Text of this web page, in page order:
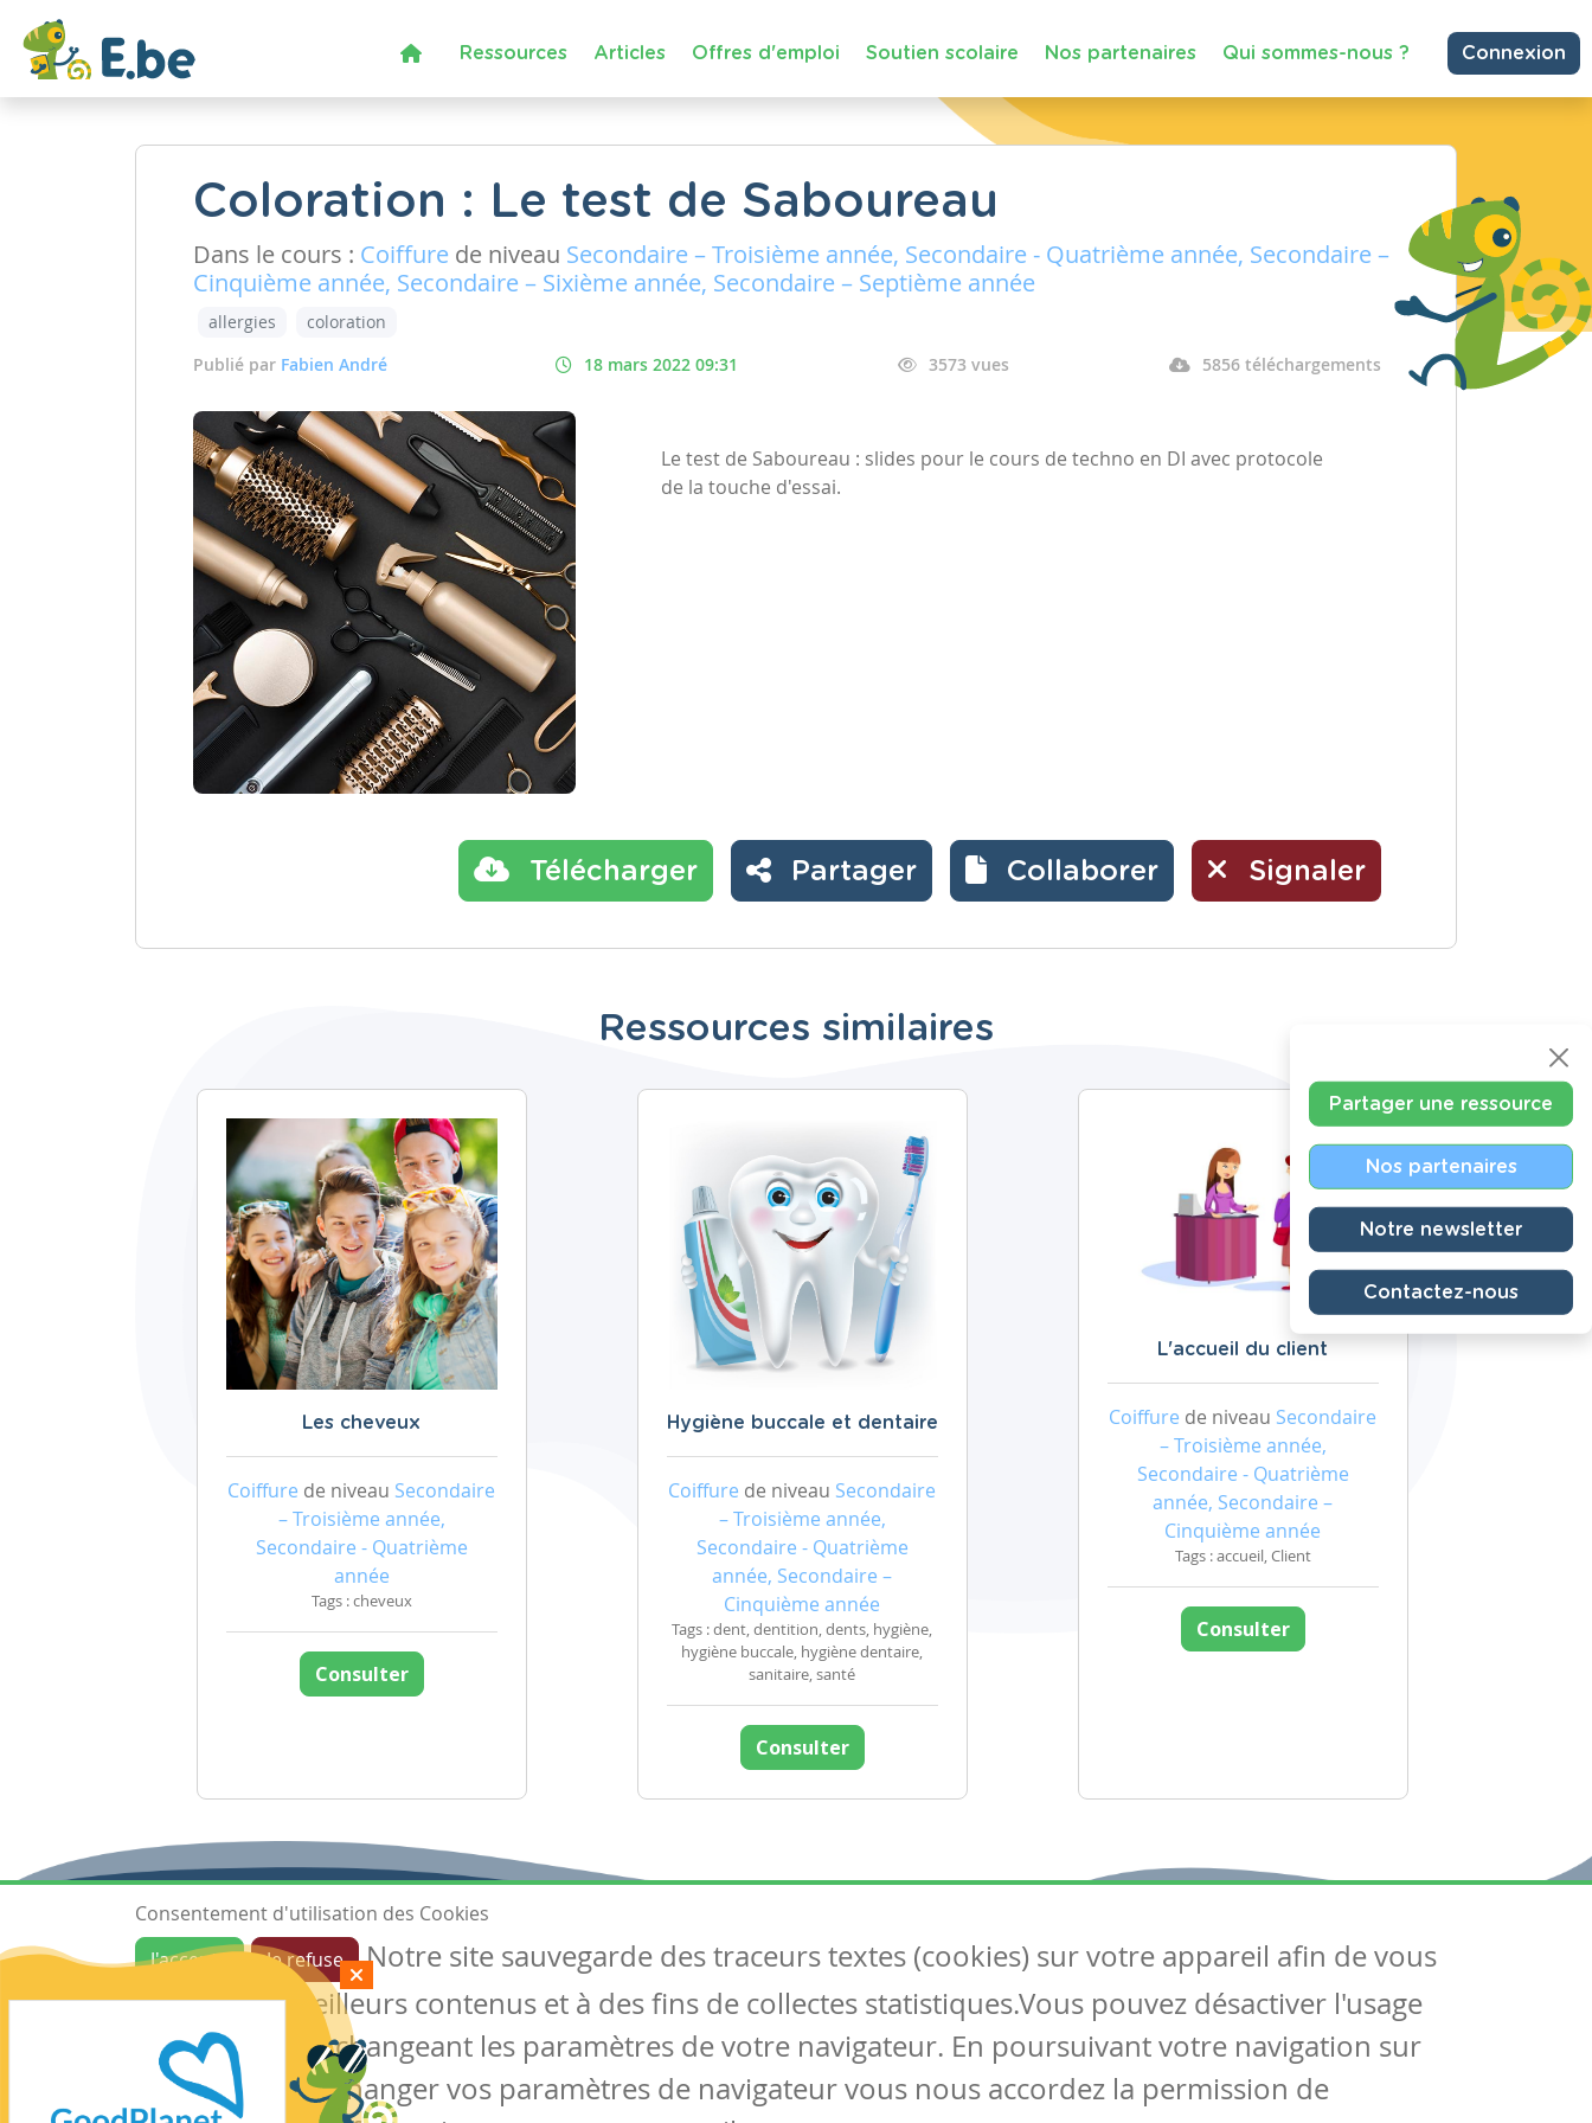
Ressources Articles Offres d'emploi Soutien scolaire Nos partenaires Qui sommes-nous ? Connexion
Coloration : Le test de Saboureau
Dans le cours : Coiffure de niveau Secondaire – Troisième année, Secondaire - Quatrième année, Secondaire –
Cinquième année, Secondaire – Sixième année, Secondaire – Septième année
allergies
coloration
Publié par Fabien André 18 mars 2022 09:31 3573 vues 5856 téléchargements
Le test de Saboureau : slides pour le cours de techno en DI avec protocole
de la touche d'essai.
Télécharger Partager Collaborer Signaler
Ressources similaires
Les cheveux
Coiffure de niveau Secondaire
– Troisième année,
Secondaire - Quatrième
année
Tags : cheveux
Consulter
Hygiène buccale et dentaire
Coiffure de niveau Secondaire
– Troisième année,
Secondaire - Quatrième
année, Secondaire –
Cinquième année
Tags : dent, dentition, dents, hygiène,
hygiène buccale, hygiène dentaire,
sanitaire, santé
Consulter
L'accueil du client
Coiffure de niveau Secondaire
– Troisième année,
Secondaire - Quatrième
année, Secondaire –
Cinquième année
Tags : accueil, Client
Consulter
Partager une ressource
Nos partenaires
Notre newsletter
Contactez-nous
Ressources
Les ressources
Créer une ressource
Mes ressources
Articles
Tous les articles
Articles DYS
Circulaires
Suivez-nous
Contactez-nous
Soutien scolaire
Consentement d'utilisation des Cookies
J'accepte
Je refuse
Notre site sauvegarde des traceurs textes (cookies) sur votre appareil afin de vous
garantir de meilleurs contenus et à des fins de collectes statistiques.Vous pouvez désactiver l'usage
des cookies en changeant les paramètres de votre navigateur. En poursuivant votre navigation sur
notre site sans changer vos paramètres de navigateur vous nous accordez la permission de